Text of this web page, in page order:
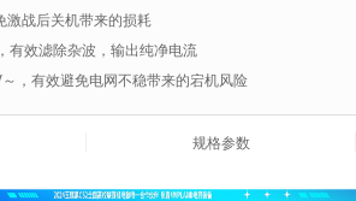
战后关机带来的损耗
有效滤除杂波，输出纯净电流
，有效避免电网不稳带来的宕机风险
规格参数